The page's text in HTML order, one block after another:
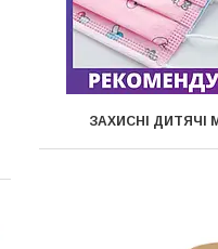
ЗАХИСНІ ДИТЯЧІ